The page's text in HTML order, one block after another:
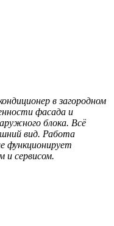
в загородном
фасада и
блока. Всё
вид. Работа
функционирует
и сервисом.